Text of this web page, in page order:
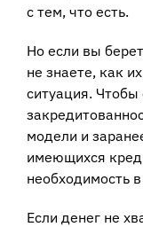
с тем, что есть.
Но если вы
не знаете, как
ситуация. Чтобы
модели и
имеющихся
необходимость
Если денег не